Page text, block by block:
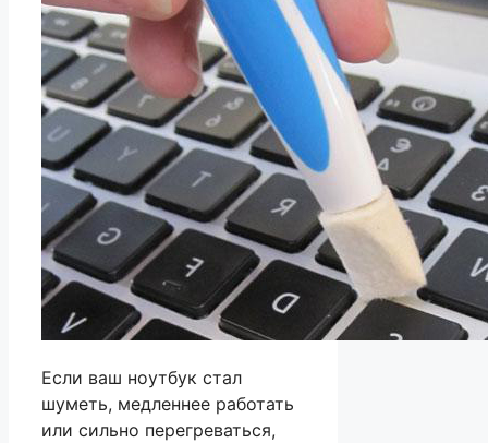
Если ваш ноутбук стал
шуметь, медленнее работать
или сильно перегреваться,